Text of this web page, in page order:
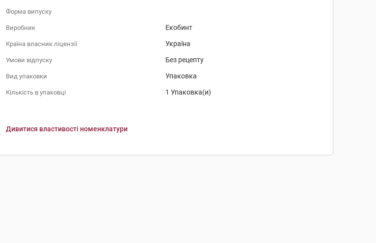
Форма випуску
Виробник Екобинт
Країна власник ліцензії Україна
Умови відпуску Без рецепту
Вид упаковки Упаковка
Кількість в упаковці 1 Упаковка(и)
Дивитися властивості номенклатури